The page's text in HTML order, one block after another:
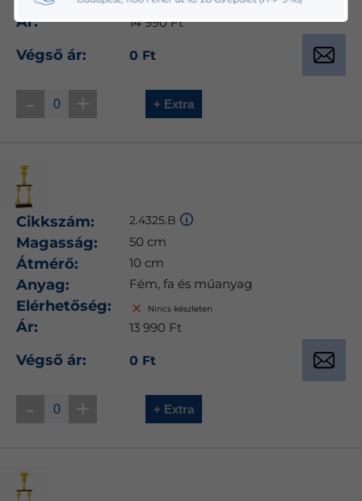
Nincs készleten
Ár: 14 990 Ft
+ Extra
+
-
Végső ár: 0 Ft
Cikkszám: 2.4325.B
Magasság: 50 cm
Átmérő: 10 cm
Anyag: Fém, fa és műanyag
Elérhetőség: Nincs készleten
Ár: 13 990 Ft
+ Extra
+
-
Végső ár: 0 Ft